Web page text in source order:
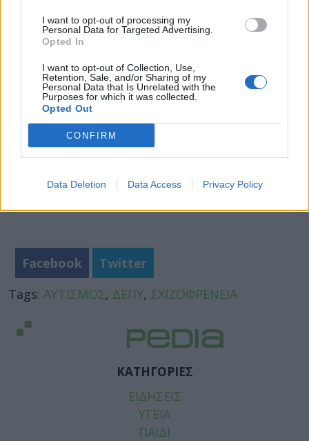
I want to opt-out of processing my
Personal Data for Targeted Advertising.
Opted In
I want to opt-out of Collection, Use,
Retention, Sale, and/or Sharing of my
Personal Data that Is Unrelated with the
Purposes for which it was collected.
Opted Out
CONFIRM
Data Deletion Data Access Privacy Policy
όχι μόνο τα συμπτώματα.
Facebook
Twitter
Tags: ΑΥΤΙΣΜΟΣ, ΔΕΠΥ, ΣΧΙΖΟΦΡΕΝΕΙΑ
ΚΑΤΗΓΟΡΙΕΣ
ΕΙΔΗΣΕΙΣ
ΥΓΕΙΑ
ΠΑΙΔΙ